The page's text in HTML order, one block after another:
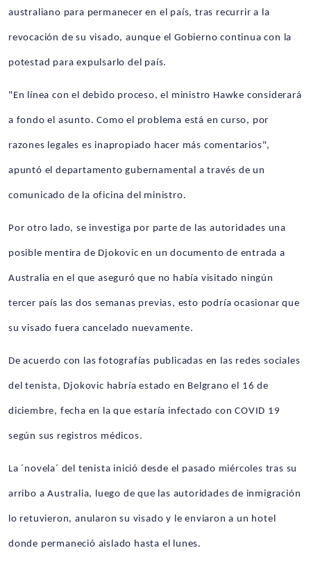
australiano para permanecer en el país, tras recurrir a la
revocación de su visado, aunque el Gobierno continua con la
potestad para expulsarlo del país.
"En línea con el debido proceso, el ministro Hawke considerará
a fondo el asunto. Como el problema está en curso, por
razones legales es inapropiado hacer más comentarios",
apuntó el departamento gubernamental a través de un
comunicado de la oficina del ministro.
Por otro lado, se investiga por parte de las autoridades una
posible mentira de Djokovic en un documento de entrada a
Australia en el que aseguró que no había visitado ningún
tercer país las dos semanas previas, esto podría ocasionar que
su visado fuera cancelado nuevamente.
De acuerdo con las fotografías publicadas en las redes sociales
del tenista, Djokovic habría estado en Belgrano el 16 de
diciembre, fecha en la que estaría infectado con COVID 19
según sus registros médicos.
La ´novela´ del tenista inició desde el pasado miércoles tras su
arribo a Australia, luego de que las autoridades de inmigración
lo retuvieron, anularon su visado y le enviaron a un hotel
donde permaneció aislado hasta el lunes.